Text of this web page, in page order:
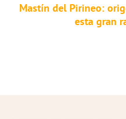
Mastín del Pirineo:
esta gran